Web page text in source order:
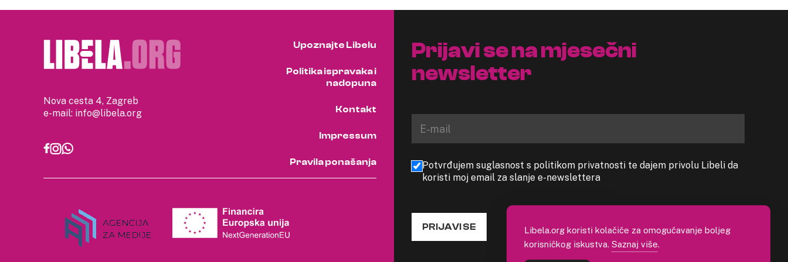
Nova cesta 4, Zagreb
e-mail: info@libela.org
Upoznajte Libelu
Politika ispravaka i
nadopuna
Kontakt
Impressum
Pravila ponašanja
Prijavi se na mjesečni
newsletter
Potvrđujem suglasnost s politikom privatnosti te dajem privolu Libeli da
koristi moj email za slanje e-newslettera
PRIJAVI SE
Libela.org koristi kolačiće za omogućavanje boljeg
korisničkog iskustva. Saznaj više.